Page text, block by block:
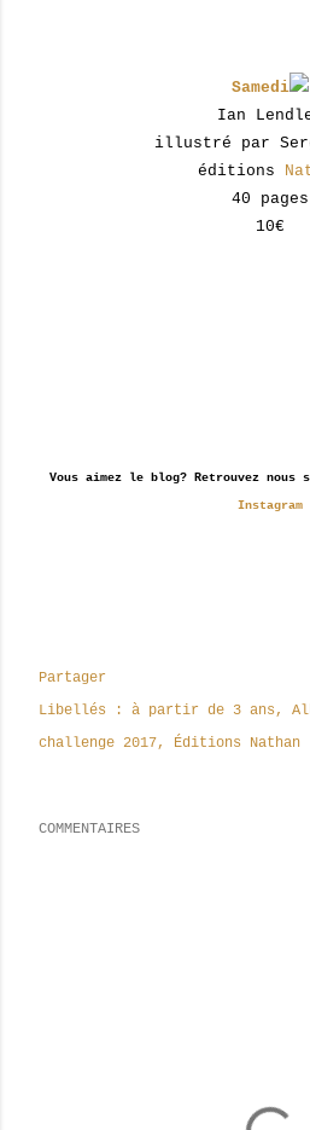
Samedi
Ian
illustré par
éditions
40 pages
10€
Vous aimez le blog? Retrouvez nous
Instagram
Partager
Libellés :
à partir de 3 ans
challenge 2017
Éditions Nathan
COMMENTAIRES